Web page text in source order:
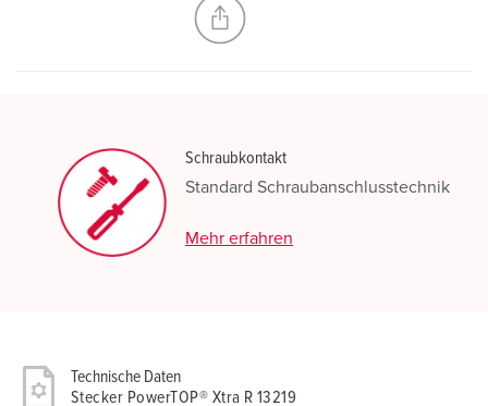
Schraubkontakt
Standard Schraubanschlusstechnik
Mehr erfahren
Technische Daten
Stecker PowerTOP® Xtra R 13219